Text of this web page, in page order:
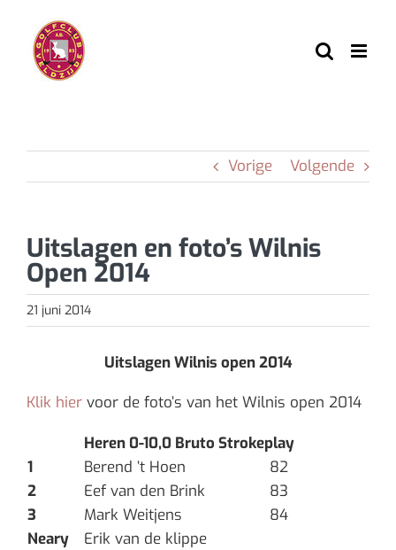
inhoud
Vorige Volgende
Uitslagen en foto’s Wilnis
Open 2014
21 juni 2014
Uitslagen Wilnis open 2014
Klik hier voor de foto’s van het Wilnis open 2014
Heren 0-10,0 Bruto Strokeplay
1
Berend ’t Hoen
82
2
Eef van den Brink
83
3
Mark Weitjens
84
Neary
Erik van de klippe